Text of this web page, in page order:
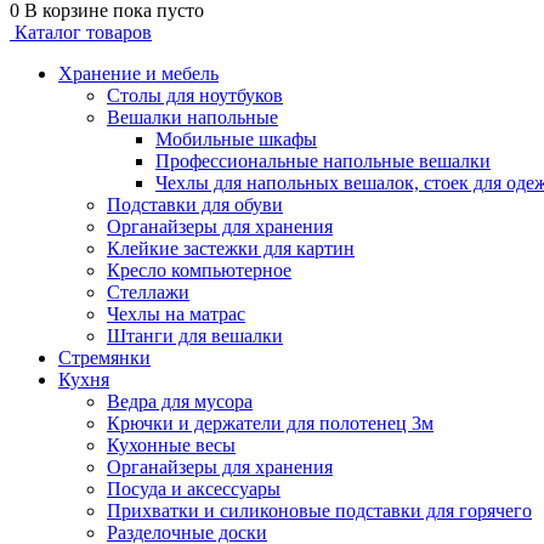
0 В корзине пока пусто
Каталог товаров
Хранение и мебель
Столы для ноутбуков
Вешалки напольные
Мобильные шкафы
Профессиональные напольные вешалки
Чехлы для напольных вешалок, стоек для
Подставки для обуви
Органайзеры для хранения
Клейкие застежки для картин
Кресло компьютерное
Стеллажи
Чехлы на матрас
Штанги для вешалки
Стремянки
Кухня
Ведра для мусора
Крючки и держатели для полотенец 3м
Кухонные весы
Органайзеры для хранения
Посуда и аксессуары
Прихватки и силиконовые подставки для горячего
Разделочные доски